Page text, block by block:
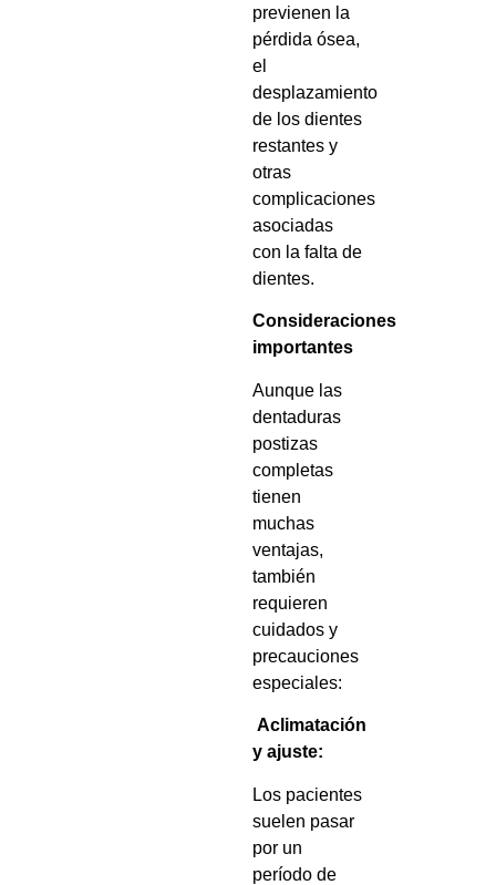
previenen la
pérdida ósea,
el
desplazamiento
de los dientes
restantes y
otras
complicaciones
asociadas
con la falta de
dientes.
Consideraciones
importantes
Aunque las
dentaduras
postizas
completas
tienen
muchas
ventajas,
también
requieren
cuidados y
precauciones
especiales:
Aclimatación
y ajuste:
Los pacientes
suelen pasar
por un
período de